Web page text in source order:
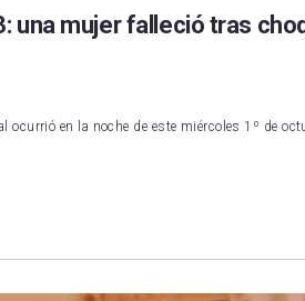
una mujer falleció tras
en la noche de este miércoles 1º de